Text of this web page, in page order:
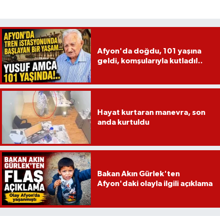
Afyon'da doğdu, 101 yaşına
geldi, komşularıyla kutladı!..
Hayat kurtaran manevra, son
anda kurtuldu
Bakan Akın Gürlek'ten
Afyon'daki olayla ilgili açıklama